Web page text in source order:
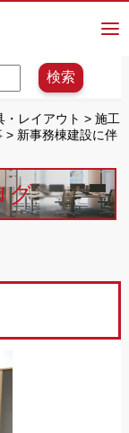
レイアウト > 施工
> 新事務棟建設に伴
グ